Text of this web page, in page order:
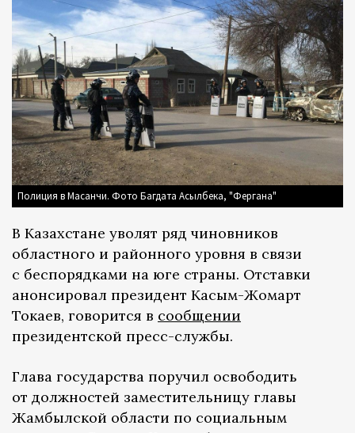
Полиция в Масанчи. Фото Багдата Асылбека, "Фергана"
В Казахстане уволят ряд чиновников
областного и районного уровня в связи
с беспорядками на юге страны. Отставки
анонсировал президент Касым-Жомарт
Токаев, говорится в сообщении
президентской пресс-службы.
Глава государства поручил освободить
от должностей заместительницу главы
Жамбылской области по социальным